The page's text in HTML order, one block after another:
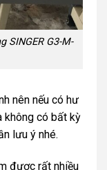
SINGER G3-M-
nên nếu có hư
không có bất kỳ
lưu ý nhé.
được rất nhiều